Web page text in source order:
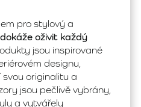
pro stylový a
oživit každý
jsou inspirované
designu,
originalitu a
jsou pečlivě vybrány,
a vytvářely